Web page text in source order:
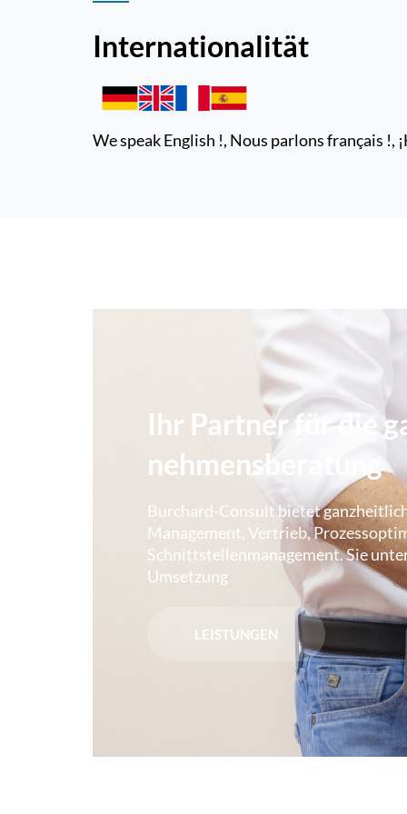
Inter­nationalität
We speak English !, Nous parlons français !,
Ihr Part­­ner für die
nehmens­bera­tung
Burchard-Consult bietet
Management, Vertrieb,
Schnittstellenmanagement. Sie
Umsetzung
LEISTUNGEN